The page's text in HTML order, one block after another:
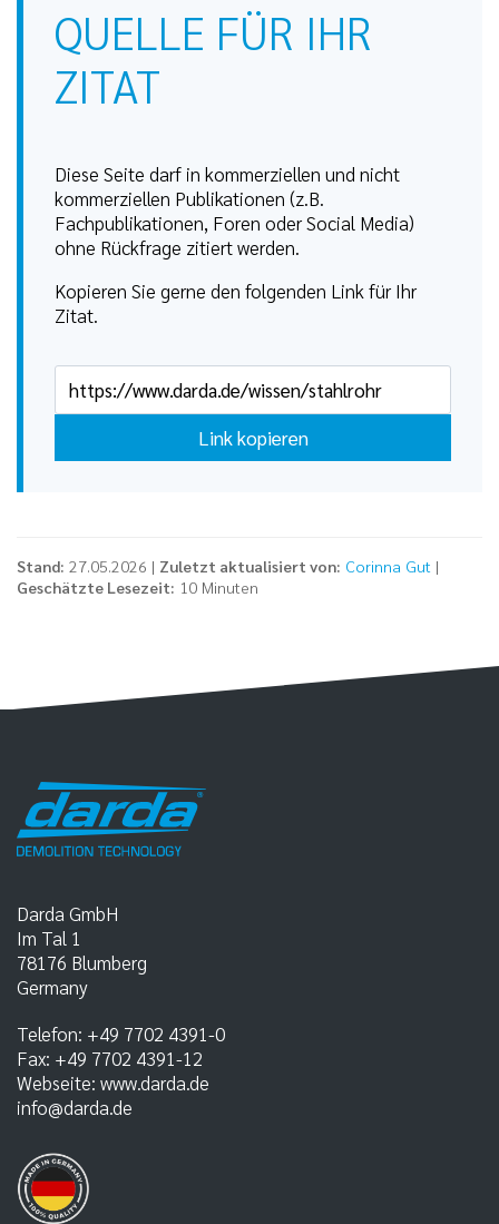
QUELLE FÜR IHR
ZITAT
Diese Seite darf in kommerziellen und nicht
kommerziellen Publikationen (z.B.
Fachpublikationen, Foren oder Social Media)
ohne Rückfrage zitiert werden.
Kopieren Sie gerne den folgenden Link für Ihr
Zitat.
Link kopieren
Stand: 27.05.2026 | Zuletzt aktualisiert von: Corinna Gut |
Geschätzte Lesezeit: 10 Minuten
Darda GmbH
Im Tal 1
78176 Blumberg
Germany
Telefon: +49 7702 4391-0
Fax: +49 7702 4391-12
Webseite: www.darda.de
info@darda.de